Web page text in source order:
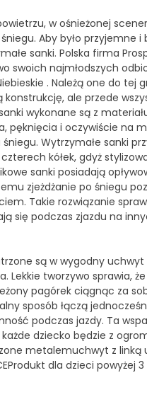
w ośnieżonej
Aby było przyjemne
sanki. Polska firma
swoich najmłodszych
. Należą one do tej
konstrukcję, ale przede
wykonane są z
pęknięcia i oczywiście na
Wytrzymałe sanki
kółek, gdyż
sanki posiadają
zjeżdżanie po śniegu
Takie rozwiązanie
się podczas zjazdu na
są w wygodny uchwyt
Lekkie tworzywo sprawia,
pagórek ciągnąc za
sposób łączą
podczas jazdy. Ta
każde dziecko będzie z
metalemuchwyt z
dla dzieci powyżej 3